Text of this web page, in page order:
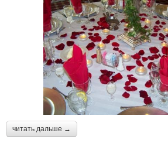
читать дальше →